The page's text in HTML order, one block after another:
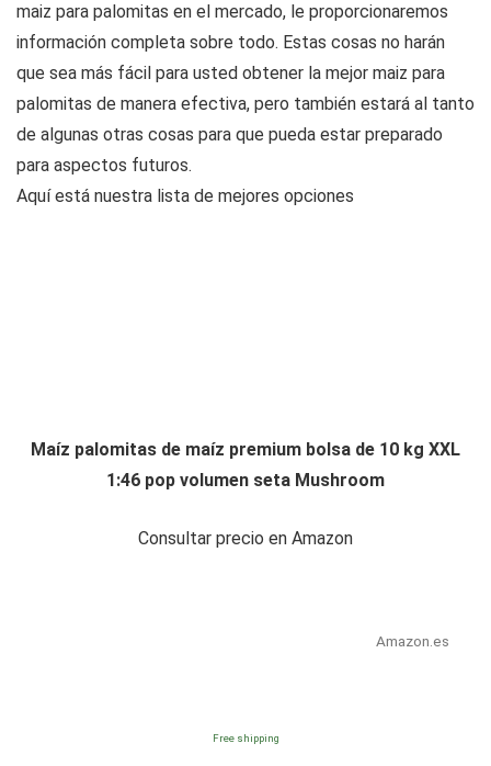
maiz para palomitas en el mercado, le proporcionaremos
información completa sobre todo. Estas cosas no harán
que sea más fácil para usted obtener la mejor maiz para
palomitas de manera efectiva, pero también estará al tanto
de algunas otras cosas para que pueda estar preparado
para aspectos futuros.
Aquí está nuestra lista de mejores opciones
Maíz palomitas de maíz premium bolsa de 10 kg XXL
1:46 pop volumen seta Mushroom
Consultar precio en Amazon
Amazon.es
Free shipping